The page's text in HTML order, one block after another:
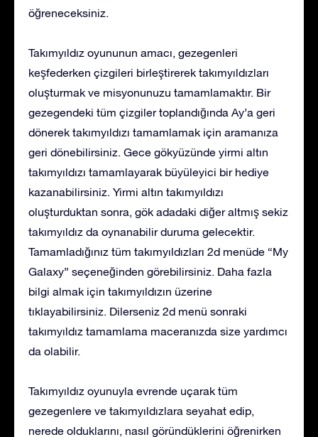
öğreneceksiniz.
Takımyıldız oyununun amacı, gezegenleri
keşfederken çizgileri birleştirerek takımyıldızları
oluşturmak ve misyonunuzu tamamlamaktır. Bir
gezegendeki tüm çizgiler toplandığında Ay’a geri
dönerek takımyıldızı tamamlamak için aramanıza
geri dönebilirsiniz. Gece gökyüzünde yirmi altın
takımyıldızı tamamlayarak büyüleyici bir hediye
kazanabilirsiniz. Yirmi altın takımyıldızı
oluşturduktan sonra, gök adadaki diğer altmış sekiz
takımyıldız da oynanabilir duruma gelecektir.
Tamamladığınız tüm takımyıldızları 2d menüde “My
Galaxy” seçeneğinden görebilirsiniz. Daha fazla
bilgi almak için takımyıldızın üzerine
tıklayabilirsiniz. Dilerseniz 2d menü sonraki
takımyıldız tamamlama maceranızda size yardımcı
da olabilir.
Takımyıldız oyunuyla evrende uçarak tüm
gezegenlere ve takımyıldızlara seyahat edip,
nerede olduklarını, nasıl göründüklerini öğrenirken